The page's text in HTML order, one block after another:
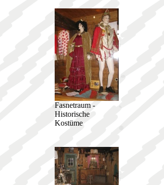
Fasnetraum -
Historische
Kostüme